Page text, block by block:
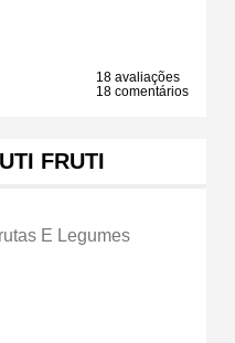
18 avaliações
18 comentários
FRUTI
E Legumes